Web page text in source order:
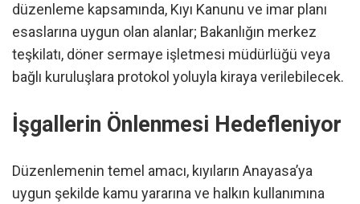
düzenleme kapsamında, Kıyı Kanunu ve imar planı
esaslarına uygun olan alanlar; Bakanlığın merkez
teşkilatı, döner sermaye işletmesi müdürlüğü veya
bağlı kuruluşlara protokol yoluyla kiraya verilebilecek.
İşgallerin Önlenmesi Hedefleniyor
Düzenlemenin temel amacı, kıyıların Anayasa’ya
uygun şekilde kamu yararına ve halkın kullanımına